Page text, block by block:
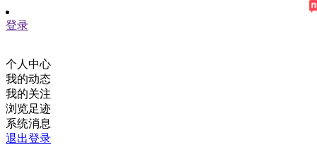
登录
个人中心
我的动态
我的关注
浏览足迹
系统消息
退出登录